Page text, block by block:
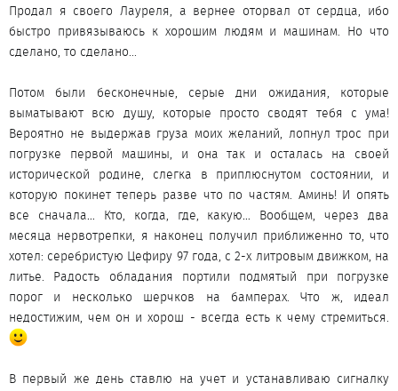
Продал я своего Лауреля, а вернее оторвал от сердца, ибо
быстро привязываюсь к хорошим людям и машинам. Но что
сделано, то сделано...
Потом были бесконечные, серые дни ожидания, которые
выматывают всю душу, которые просто сводят тебя с ума!
Вероятно не выдержав груза моих желаний, лопнул трос при
погрузке первой машины, и она так и осталась на своей
исторической родине, слегка в приплюснутом состоянии, и
которую покинет теперь разве что по частям. Аминь! И опять
все сначала… Кто, когда, где, какую… Вообщем, через два
месяца нервотрепки, я наконец получил приближенно то, что
хотел: серебристую Цефиру 97 года, с 2-х литровым движком, на
литье. Радость обладания портили подмятый при погрузке
порог и несколько шерчков на бамперах. Что ж, идеал
недостижим, чем он и хорош - всегда есть к чему стремиться.
В первый же день ставлю на учет и устанавливаю сигналку